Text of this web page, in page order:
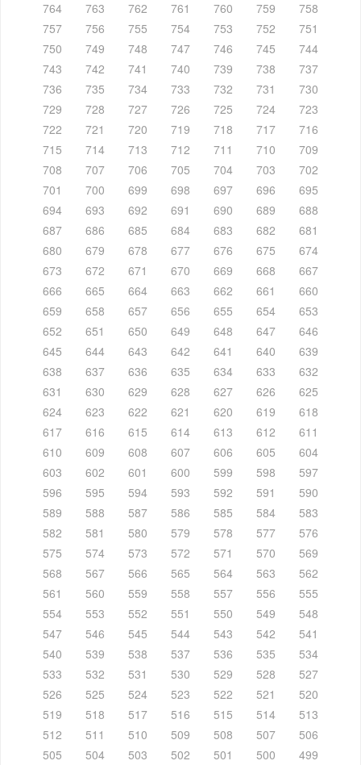
764
763 762 761 760 759
758
757
756 755 754 753 752
751
750
749 748 747 746 745
744
743
742 741 740 739 738
737
736
735 734 733 732 731
730
729
728 727 726 725 724
723
722
721 720 719 718 717
716
715
714 713 712 711 710
709
708
707 706 705 704 703
702
701
700 699 698 697 696
695
694
693 692 691 690 689
688
687
686 685 684 683 682
681
680
679 678 677 676 675
674
673
672 671 670 669 668
667
666
665 664 663 662 661
660
659
658 657 656 655 654
653
652
651 650 649 648 647
646
645
644 643 642 641 640
639
638
637 636 635 634 633
632
631
630 629 628 627 626
625
624
623 622 621 620 619
618
617
616 615 614 613 612
611
610
609 608 607 606 605
604
603
602 601 600 599 598
597
596
595 594 593 592 591
590
589
588 587 586 585 584
583
582
581 580 579 578 577
576
575
574 573 572 571 570
569
568
567 566 565 564 563
562
561
560 559 558 557 556
555
554
553 552 551 550 549
548
547
546 545 544 543 542
541
540
539 538 537 536 535
534
533
532 531 530 529 528
527
526
525 524 523 522 521
520
519
518 517 516 515 514
513
512
511 510 509 508 507
506
505
504 503 502 501 500
499